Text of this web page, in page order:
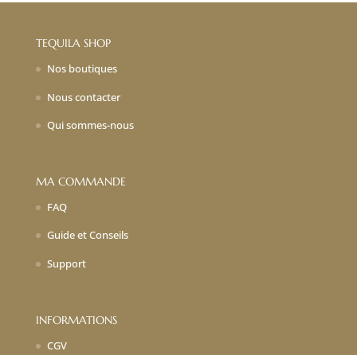
TEQUILA SHOP
Nos boutiques
Nous contacter
Qui sommes-nous
MA COMMANDE
FAQ
Guide et Conseils
Support
INFORMATIONS
CGV